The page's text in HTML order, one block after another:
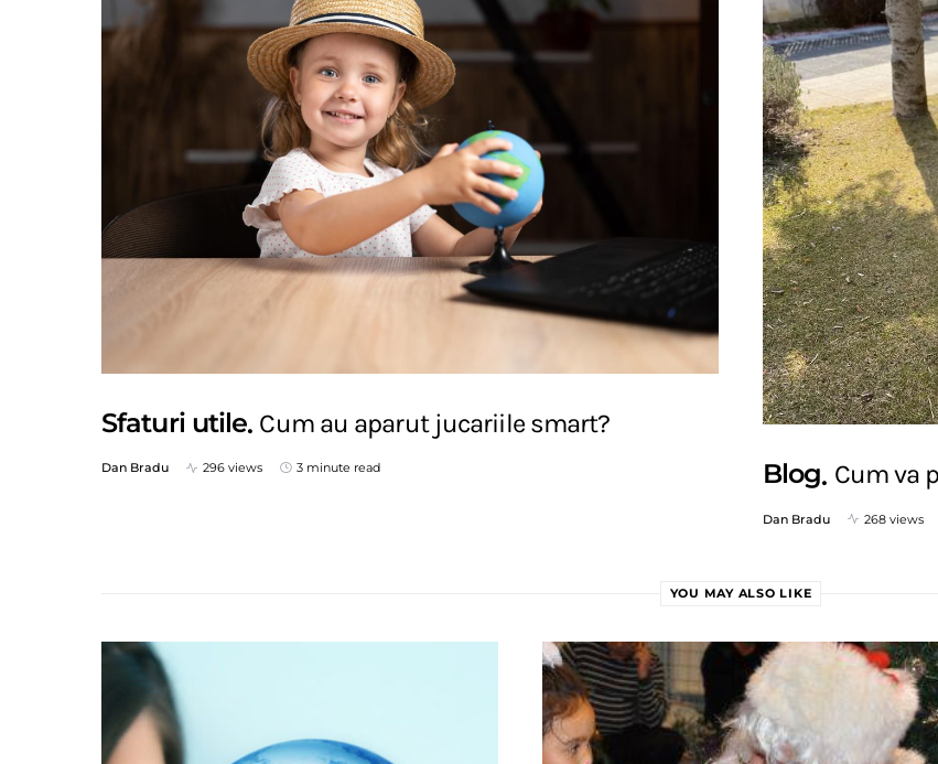
Sfaturi utile Cum au aparut jucariile smart?
Dan Bradu 296 views 3 minute read Blog Cum va
Dan Bradu 268 views
YOU MAY ALSO LIKE